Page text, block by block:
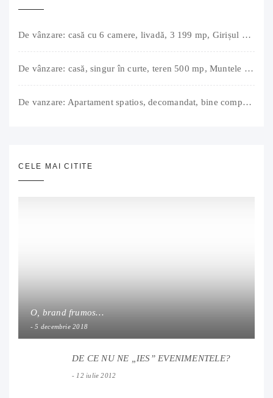
De vânzare: casă cu 6 camere, livadă, 3 199 mp, Girișul Negru, Bihor, 42 000 Euro. Comision 0.
De vânzare: casă, singur în curte, teren 500 mp, Muntele Găina, Oradea. 157.000 € (negociabil). Comision 0.
De vanzare: Apartament spatios, decomandat, bine compartimentat, 3 camere, 2 bai, bucatarie, suprafață utilă de 64 mp + 3 balcoane (11 mp), strada Barierei, zona Dragos Voda Oradea. 89 500 E (neg). Comision 0
CELE MAI CITITE
O, brand frumos…
5 decembrie 2018
DE CE NU NE „IES” EVENIMENTELE?
12 iulie 2012